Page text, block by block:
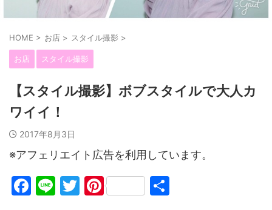
HOME > お店 > スタイル撮影 >
お店 スタイル撮影
【スタイル撮影】ボブスタイルで大人カ
ワイイ！
2017年8月3日
※アフェリエイト広告を利用しています。
F
Li T Pi